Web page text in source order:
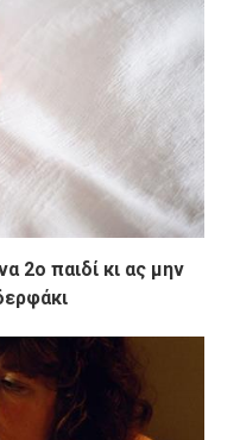
2ο παιδί κι ας μην